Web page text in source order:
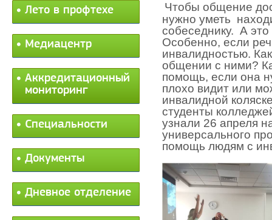
Лето в профтехе
Медиацентр
Аккредитационный
мониторинг
Специальности
Документы
Дневное отделение
Чтобы общение
нужно уметь
собеседнику. А это
Особенно, если
инвалидностью.
общении с ними?
помощь, если она
плохо видит или
инвалидной
студенты
узнали 26 апреля
универсального
помощь людям с